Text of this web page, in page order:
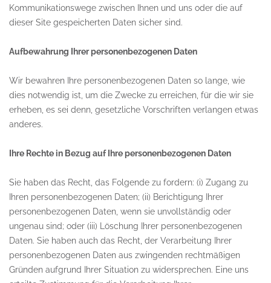
Kommunikationswege zwischen Ihnen und uns oder die auf
dieser Site gespeicherten Daten sicher sind.
Aufbewahrung Ihrer personenbezogenen Daten
Wir bewahren Ihre personenbezogenen Daten so lange, wie
dies notwendig ist, um die Zwecke zu erreichen, für die wir sie
erheben, es sei denn, gesetzliche Vorschriften verlangen etwas
anderes.
Ihre Rechte in Bezug auf Ihre personenbezogenen Daten
Sie haben das Recht, das Folgende zu fordern: (i) Zugang zu
Ihren personenbezogenen Daten; (ii) Berichtigung Ihrer
personenbezogenen Daten, wenn sie unvollständig oder
ungenau sind; oder (iii) Löschung Ihrer personenbezogenen
Daten. Sie haben auch das Recht, der Verarbeitung Ihrer
personenbezogenen Daten aus zwingenden rechtmäßigen
Gründen aufgrund Ihrer Situation zu widersprechen. Eine uns